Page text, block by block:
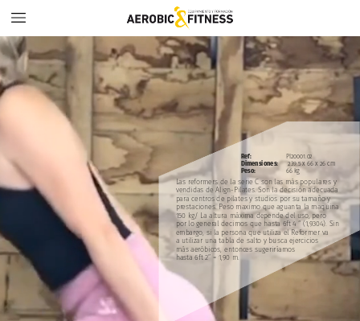
Las reformers de la serie C son las más populares y
vendidas de Align-Pilates. Son la decisión adecuada
para centros de pilates y studios por su tamaño y
prestaciones. Peso maximo que aguanta la maquina
150 kg/ La altura máxima depende del uso, pero
por lo general decimos que hasta 6ft 4 “ (1,9304). Sin
embargo, si la persona que utiliza el Reformer va
a utilizar una tabla de salto y busca ejercicios
más aeróbicos, entonces sugeriríamos
hasta 6ft 2” = 1,90 m.
Ref:
Dimensiones:
Peso:
PI20001.02
239.5 x 66 x 26 cm
66 kg